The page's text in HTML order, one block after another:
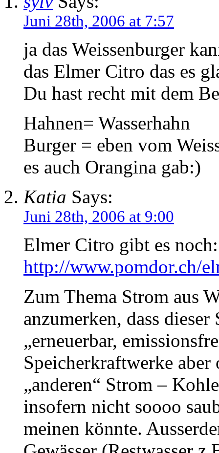
Juni 28th, 2006 at 7:57
ja das Weissenburger
das Elmer Citro das es
Du hast recht mit dem
Hahnen= Wasserhahn
Burger = eben vom
es auch Orangina gab:)
Katia Says:
Juni 28th, 2006 at 9:00
Elmer Citro gibt es noch:
http://www.pomdor.ch/
Zum Thema Strom aus
anzumerken, dass
„erneuerbar,
Speicherkraftwerke
„anderen“ Strom –
insofern nicht soooo
meinen könnte.